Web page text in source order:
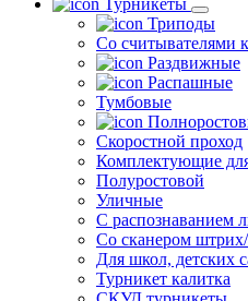
Турникеты
Триподы
Со считывателями
Раздвижные
Распашные
Тумбовые
Скоростной проход
Комплектующие
Полуростовой
Уличные
С распознаванием
Со сканером
Для школ, детских
Турникет калитка